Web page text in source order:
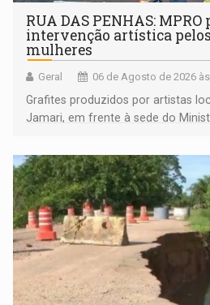
RUA DAS PENHAS:
intervenção artística
mulheres
Geral 06 de Agosto de 2026
Grafites produzidos por artistas
Jamari, em frente à sede do
da Penha e o enfrentamento à